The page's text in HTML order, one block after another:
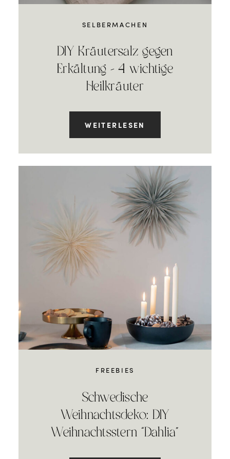
SELBERMACHEN
DIY Kräutersalz gegen
Erkältung – 4 wichtige
Heilkräuter
WEITERLESEN
FREEBIES
Schwedische
Weihnachtsdeko: DIY
Weihnachtsstern “Dahlia”